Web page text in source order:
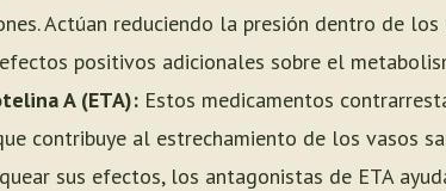
Actúan reduciendo la presión dentro de
positivos adicionales sobre el
A (ETA): Estos medicamentos
contribuye al estrechamiento de los vasos
sus efectos, los antagonistas de ETA